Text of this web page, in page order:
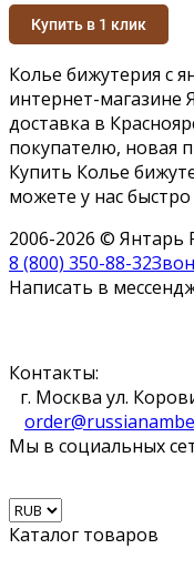
Купить в 1 клик
Колье бижутерия с
интернет-магазине
доставка в
покупателю, новая
Купить Колье
можете у нас
2006-2026 © Янтарь
8 (800) 350-88-32
Написать в
Контакты:
г. Москва ул.
Мы в социальных
Каталог товаров